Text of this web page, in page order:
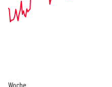
Woche